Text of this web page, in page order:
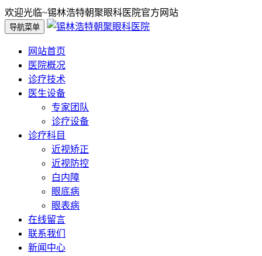
欢迎光临~锡林浩特朝聚眼科医院官方网站
导航菜单
网站首页
医院概况
诊疗技术
医生设备
专家团队
诊疗设备
诊疗科目
近视矫正
近视防控
白内障
眼底病
眼表病
在线留言
联系我们
新闻中心